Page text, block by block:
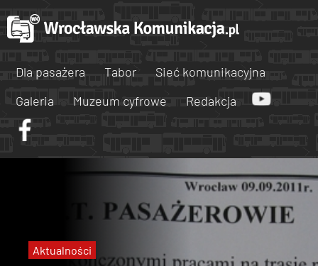
Dla pasażera Tabor
Sieć komunikacyjna
Galeria
Muzeum cyfrowe Redakcja
Aktualności